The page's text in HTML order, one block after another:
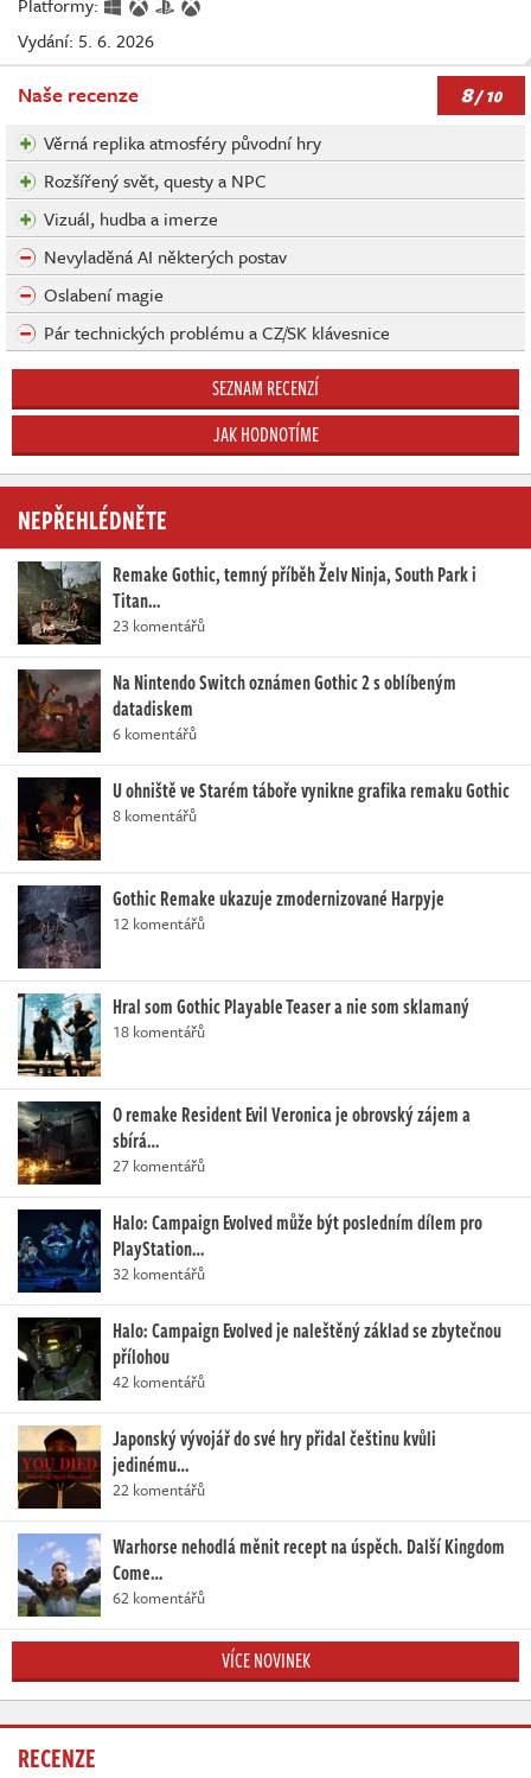
Vydání: 5. 6. 2026
Naše recenze 8/ 10
Věrná replika atmosféry původní hry
Rozšířený svět, questy a NPC
Vizuál, hudba a imerze
Nevyladěná AI některých postav
Oslabení magie
Pár technických problému a CZ/SK klávesnice
SEZNAM RECENZÍ
JAK HODNOTÍME
NEPŘEHLÉDNĚTE
Remake Gothic, temný příběh Želv Ninja, South Park i
Titan…
23 komentářů
Na Nintendo Switch oznámen Gothic 2 s oblíbeným
datadiskem
6 komentářů
U ohniště ve Starém táboře vynikne grafika remaku Gothic
8 komentářů
Gothic Remake ukazuje zmodernizované Harpyje
12 komentářů
Hral som Gothic Playable Teaser a nie som sklamaný
18 komentářů
O remake Resident Evil Veronica je obrovský zájem a
sbírá…
27 komentářů
Halo: Campaign Evolved může být posledním dílem pro
PlayStation…
32 komentářů
Halo: Campaign Evolved je naleštěný základ se zbytečnou
přílohou
42 komentářů
Japonský vývojář do své hry přidal češtinu kvůli
jedinému…
22 komentářů
Warhorse nehodlá měnit recept na úspěch. Další Kingdom
Come…
62 komentářů
VÍCE NOVINEK
RECENZE